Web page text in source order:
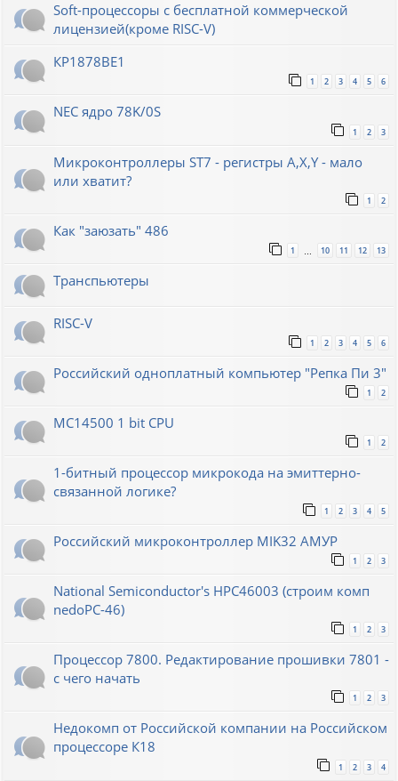
Soft-процессоры с бесплатной коммерческой
лицензией(кроме RISC-V)
КР1878ВЕ1
1 2 3 4 5 6
NEC ядро 78K/0S
1 2 3
Микроконтроллеры ST7 - регистры A,X,Y - мало
или хватит?
1 2
Как "заюзать" 486
1 10 11 12 13
Транспьютеры
RISC-V
1 2 3 4 5 6
Российский одноплатный компьютер "Репка Пи 3"
1 2
MC14500 1 bit CPU
1 2
1-битный процессор микрокода на эмиттерно-
связанной логике?
1 2 3 4 5
Российский микроконтроллер MIK32 АМУР
1 2 3
National Semiconductor's HPC46003 (строим комп
nedoPC-46)
1 2 3
Процессор 7800. Редактирование прошивки 7801 -
с чего начать
1 2 3
Недокомп от Российской компании на Российском
процессоре К18
1 2 3 4